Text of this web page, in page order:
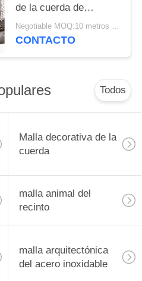
de la cuerda de
alambre de acero
inoxidable para las
Negotiable MOQ:10 metros cuadrados
CONTACTO
Todos
Malla decorativa de la
cuerda
malla animal del
recinto
malla arquitectónica
del acero inoxidable